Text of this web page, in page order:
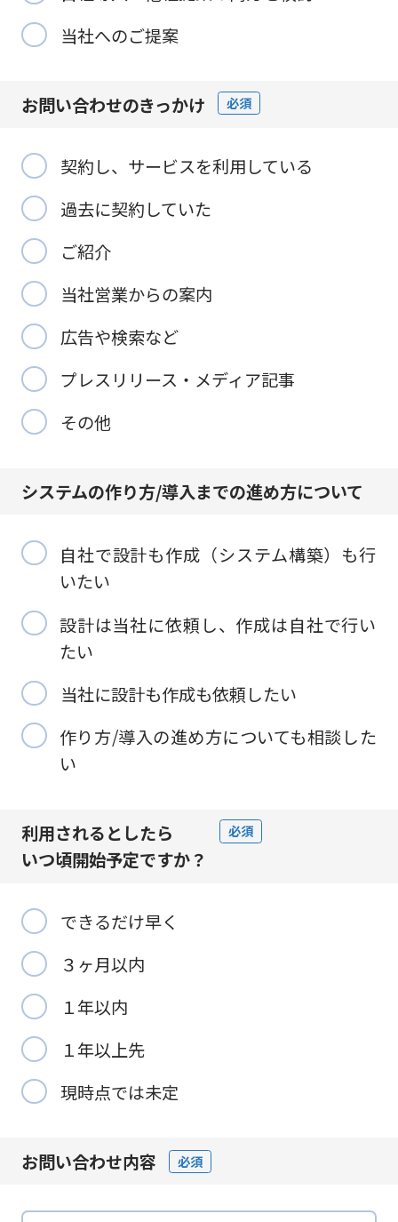
当社へのご提案
お問い合わせのきっかけ 必須
契約し、サービスを利用している
過去に契約していた
ご紹介
当社営業からの案内
広告や検索など
プレスリリース・メディア記事
その他
システムの作り方/導入までの進め方について
自社で設計も作成（システム構築）も行
いたい
設計は当社に依頼し、作成は自社で行い
たい
当社に設計も作成も依頼したい
作り方/導入の進め方についても相談した
い
利用されるとしたら
いつ頃開始予定ですか？
必須
できるだけ早く
３ヶ月以内
１年以内
１年以上先
現時点では未定
お問い合わせ内容 必須